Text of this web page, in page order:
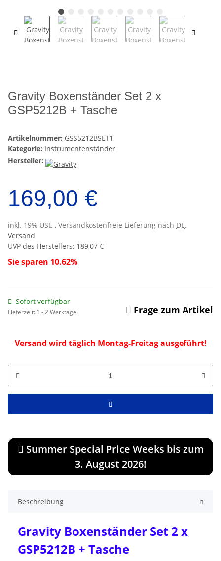
Gravity Boxenständer Set 2 x
GSP5212B + Tasche
Artikelnummer: GSS5212BSET1
Kategorie: Instrumentenständer
Hersteller:
169,00 €
inkl. 19% USt. , Versandkostenfreie Lieferung nach DE.
Versand
UVP des Herstellers: 189,07 €
Sie sparen 10.62%
Sofort verfügbar
Lieferzeit: 1 - 2 Werktage Frage zum Artikel
Versand wird täglich Montag-Freitag ausgeführt!
Summer Special Price Weeks bis zum
3. August 2026!
Beschreibung
Gravity Boxenständer Set 2 x
GSP5212B + Tasche